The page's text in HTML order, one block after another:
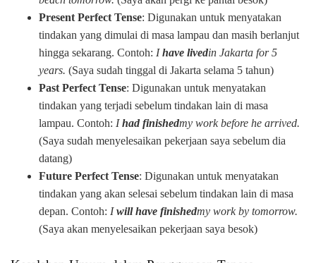
Present Perfect Tense: Digunakan untuk menyatakan
tindakan yang dimulai di masa lampau dan masih berlanjut
hingga sekarang. Contoh: Ihave livedin Jakarta for 5
years. (Saya sudah tinggal di Jakarta selama 5 tahun)
Past Perfect Tense: Digunakan untuk menyatakan
tindakan yang terjadi sebelum tindakan lain di masa
lampau. Contoh: Ihad finishedmy work before he arrived.
(Saya sudah menyelesaikan pekerjaan saya sebelum dia
datang)
Future Perfect Tense: Digunakan untuk menyatakan
tindakan yang akan selesai sebelum tindakan lain di masa
depan. Contoh: Iwill have finishedmy work by tomorrow.
(Saya akan menyelesaikan pekerjaan saya besok)